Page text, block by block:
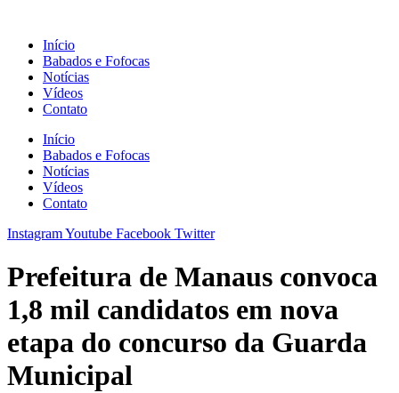
conteúdo
Início
Babados e Fofocas
Notícias
Vídeos
Contato
Início
Babados e Fofocas
Notícias
Vídeos
Contato
InstagramYoutube Facebook Twitter
Prefeitura de Manaus convoca
1,8 mil candidatos em nova
etapa do concurso da Guarda
Municipal